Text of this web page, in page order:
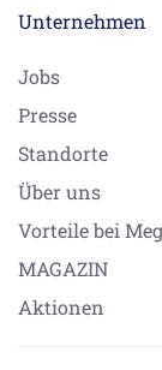
Unternehmen
Jobs
Presse
Standorte
Über uns
Vorteile bei
MAGAZIN
Aktionen